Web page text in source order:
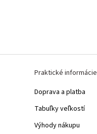
Praktické informácie
Doprava a platba
Tabuľky veľkostí
Výhody nákupu